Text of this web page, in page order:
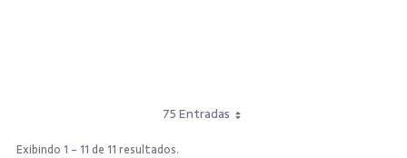
75 Entradas
Exibindo 1 - 11 de 11 resultados.